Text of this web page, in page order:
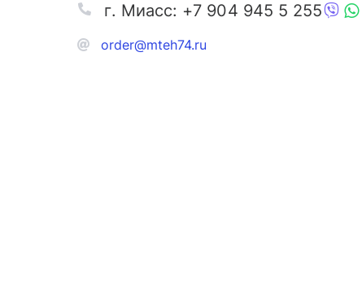
order@mteh74.ru
г. Миасс: +7 904 945 5 255